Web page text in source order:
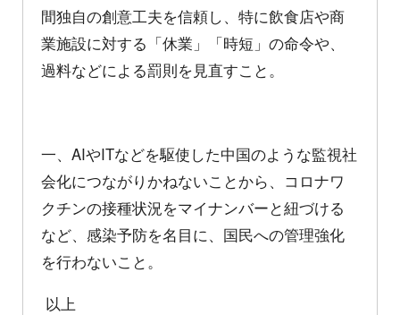
間独自の創意工夫を信頼し、特に飲食店や商
業施設に対する「休業」「時短」の命令や、
過料などによる罰則を見直すこと。
一、AIやITなどを駆使した中国のような監視社
会化につながりかねないことから、コロナワ
クチンの接種状況をマイナンバーと紐づける
など、感染予防を名目に、国民への管理強化
を行わないこと。
以上